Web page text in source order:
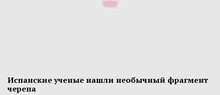
Испанские ученые нашли необычный фрагмент
черепа